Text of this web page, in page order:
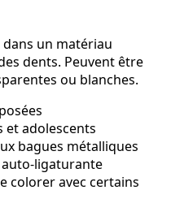
un matériau
dents. Peuvent être
ou blanches.
et adolescents
bagues métalliques
ligaturante
colorer avec certains